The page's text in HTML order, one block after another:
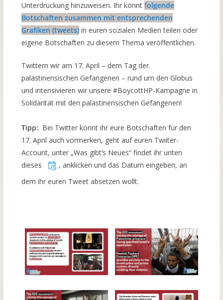
Unterdrückung hinzuweisen. Ihr könnt folgende
Botschaften zusammen mit entsprechenden
Grafiken (tweets)in euren sozialen Medien teilen oder
eigene Botschaften zu diesem Thema veröffentlichen.
Twittern wir am 17. April – dem Tag der
palästinensischen Gefangenen – rund um den Globus
und intensivieren wir unsere #BoycottHP-Kampagne in
Solidarität mit den palästinensischen Gefangenen!
Tipp: Bei Twitter könnt ihr eure Botschaften für den
17. April auch vormerken, geht auf euren Twiiter-
Account, unter „Was gibt’s Neues“ findet ihr unten
dieses
, anklicken und das Datum eingeben, an
dem ihr euren Tweet absetzen wollt.